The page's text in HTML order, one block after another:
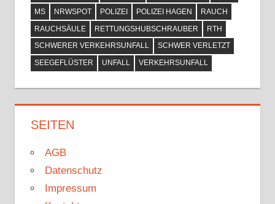
MS
NRWSPOT POLIZEI POLIZEI HAGEN
RAUCH
RAUCHSÄULE
RETTUNGSHUBSCHRAUBER
RTH
SCHWERER VERKEHRSUNFALL
SCHWER VERLETZT
SEEGEFLÜSTER
UNFALL VERKEHRSUNFALL
SEITEN
AGB
Datenschutz
Impressum